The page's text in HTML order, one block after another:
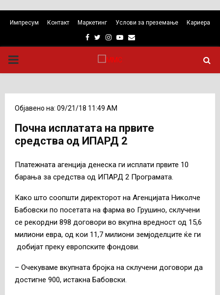
Импресум Контакт Маркетинг Услови за преземање Кариера
Facebook
TwitterInstagram
Youtube
Email
PRIMARY
Објавено на: 09/21/18 11:49 AM
Почна исплатата на првите
средства од ИПАРД 2
Платежната агенција денеска ги исплати првите 10
барања за средства од ИПАРД 2 Програмата.
Како што соопшти директорот на Агенцијата Николче
Бабовски по посетата на фарма во Грушино, склучени
се рекордни 898 договори во вкупна вредност од 15,6
милиони евра, од кои 11,7 милиони земјоделците ќе ги
добијат преку европските фондови.
– Очекуваме вкупната бројка на склучени договори да
достигне 900, истакна Бабовски.